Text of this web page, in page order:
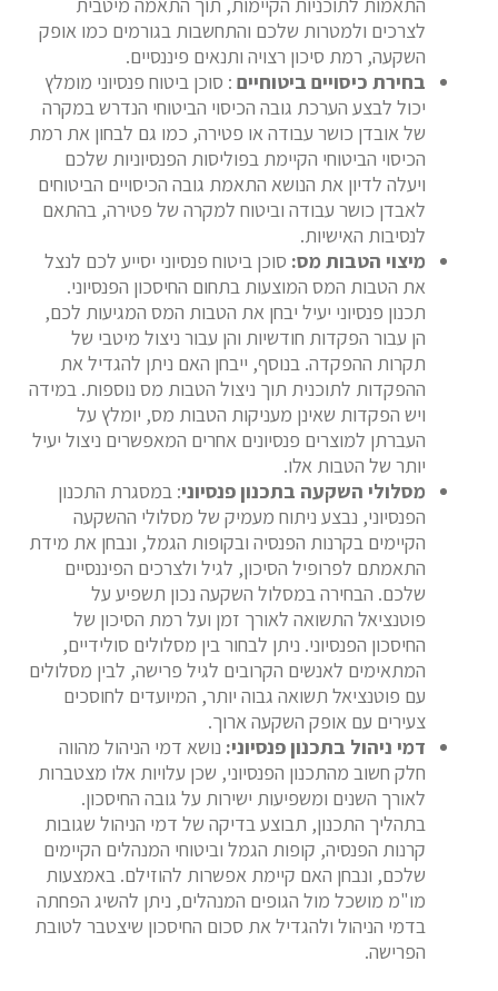
לצרכים ולמטרות שלכם והתחשבות בגורמים כמו אופק
השקעה, רמת סיכון רצויה ותנאים פיננסיים.
בחירת כיסויים ביטוחיים : סוכן ביטוח פנסיוני מומלץ
יכול לבצע הערכת גובה הכיסוי הביטוחי הנדרש במקרה
של אובדן כושר עבודה או פטירה, כמו גם לבחון את רמת
הכיסוי הביטוחי הקיימת בפוליסות הפנסיוניות שלכם
ויעלה לדיון את הנושא התאמת גובה הכיסויים הביטוחים
לאבדן כושר עבודה וביטוח למקרה של פטירה, בהתאם
לנסיבות האישיות.
מיצוי הטבות מס: סוכן ביטוח פנסיוני יסייע לכם לנצל
את הטבות המס המוצעות בתחום החיסכון הפנסיוני.
תכנון פנסיוני יעיל יבחן את הטבות המס המגיעות לכם,
הן עבור הפקדות חודשיות והן עבור ניצול מיטבי של
תקרות ההפקדה. בנוסף, ייבחן האם ניתן להגדיל את
ההפקדות לתוכנית תוך ניצול הטבות מס נוספות. במידה
ויש הפקדות שאינן מעניקות הטבות מס, יומלץ על
העברתן למוצרים פנסיונים אחרים המאפשרים ניצול יעיל
יותר של הטבות אלו.
מסלולי השקעה בתכנון פנסיוני: במסגרת התכנון
הפנסיוני, נבצע ניתוח מעמיק של מסלולי ההשקעה
הקיימים בקרנות הפנסיה ובקופות הגמל, ונבחן את מידת
התאמתם לפרופיל הסיכון, לגיל ולצרכים הפיננסיים
שלכם. הבחירה במסלול השקעה נכון תשפיע על
פוטנציאל התשואה לאורך זמן ועל רמת הסיכון של
החיסכון הפנסיוני. ניתן לבחור בין מסלולים סולידיים,
המתאימים לאנשים הקרובים לגיל פרישה, לבין מסלולים
עם פוטנציאל תשואה גבוה יותר, המיועדים לחוסכים
צעירים עם אופק השקעה ארוך.
דמי ניהול בתכנון פנסיוני: נושא דמי הניהול מהווה
חלק חשוב מהתכנון הפנסיוני, שכן עלויות אלו מצטברות
לאורך השנים ומשפיעות ישירות על גובה החיסכון.
בתהליך התכנון, תבוצע בדיקה של דמי הניהול שגובות
קרנות הפנסיה, קופות הגמל וביטוחי המנהלים הקיימים
שלכם, ונבחן האם קיימת אפשרות להוזילם. באמצעות
מו"מ מושכל מול הגופים המנהלים, ניתן להשיג הפחתה
בדמי הניהול ולהגדיל את סכום החיסכון שיצטבר לטובת
הפרישה.